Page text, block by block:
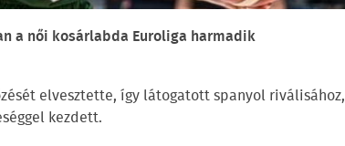
a női kosárlabda Euroliga harmadik
elvesztette, így látogatott spanyol riválisához,
kezdett.